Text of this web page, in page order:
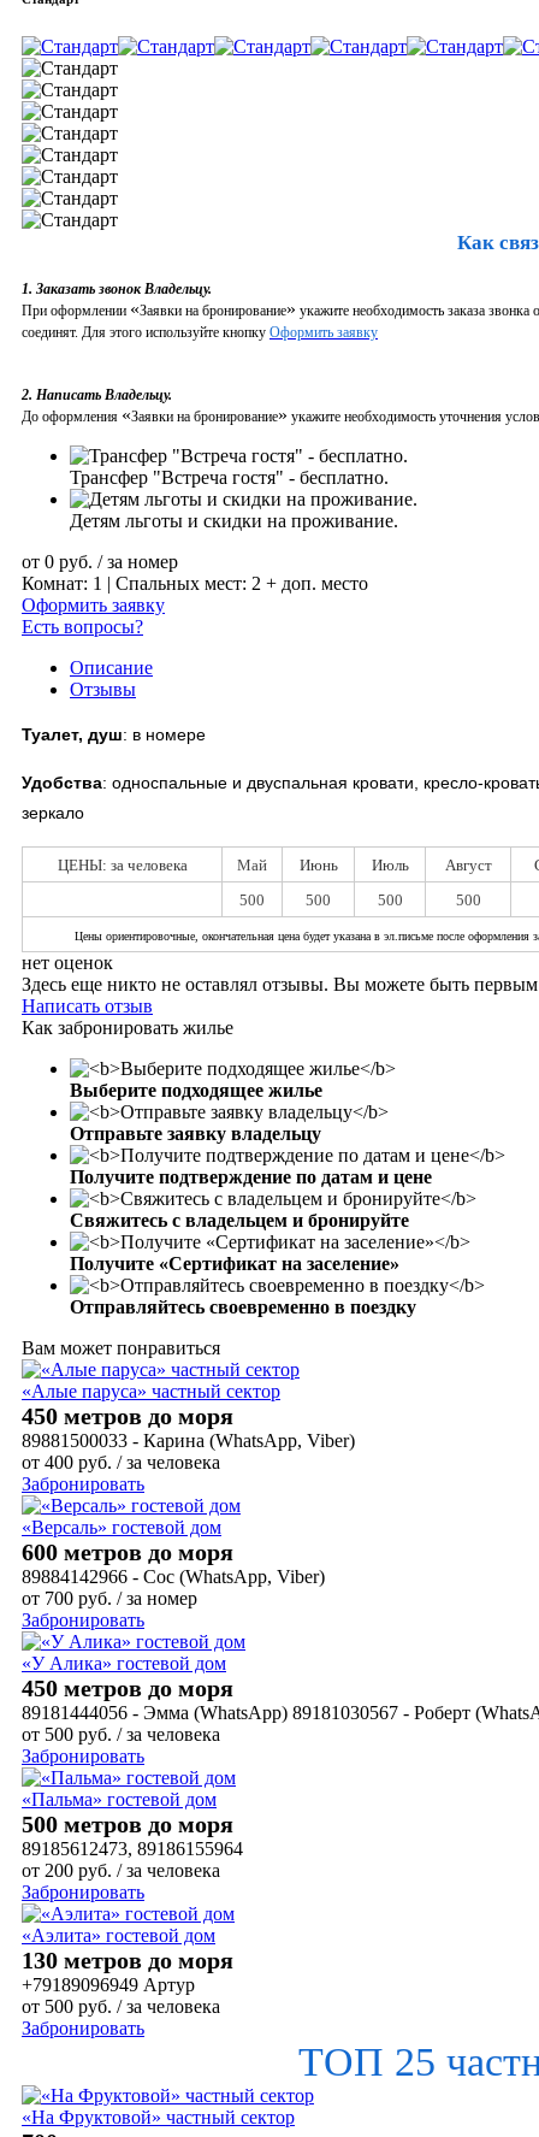
Как
1. Заказать звонок Владельцу.
При оформлении «Заявки на бронирование» укажите необходимость заказа звонка
соединят. Для этого используйте кнопку Оформить заявку
2. Написать Владельцу.
До оформления «Заявки на бронирование» укажите необходимость уточнения
Трансфер "Встреча гостя" - бесплатно.
Детям льготы и скидки на проживание.
от 0 руб. / за номер
Комнат: 1 | Спальных мест: 2 + доп. место
Оформить заявку
Есть вопросы?
Описание
Отзывы
Туалет, душ: в номере
Удобства: односпальные и двуспальная кровати, кресло-
зеркало
ЦЕНЫ: за человека Май Июнь Июль Август
500
500 500 500
Цены ориентировочные, окончательная цена будет указана в эл.письме после оформления
нет оценок
Здесь еще никто не оставлял отзывы. Вы можете быть первым
Написать отзыв
Как забронировать жилье
Выберите подходящее жилье
Отправьте заявку владельцу
Получите подтверждение по датам и цене
Свяжитесь с владельцем и бронируйте
Получите «Сертификат на заселение»
Отправляйтесь своевременно в поездку
Вам может понравиться
«Алые паруса» частный сектор
450 метров до моря
89881500033 - Карина (WhatsApp, Viber)
от 400 руб. / за человека
Забронировать
«Версаль» гостевой дом
600 метров до моря
89884142966 - Сос (WhatsApp, Viber)
от 700 руб. / за номер
Забронировать
«У Алика» гостевой дом
450 метров до моря
89181444056 - Эмма (WhatsApp) 89181030567 - Роберт
от 500 руб. / за человека
Забронировать
«Пальма» гостевой дом
500 метров до моря
89185612473, 89186155964
от 200 руб. / за человека
Забронировать
«Аэлита» гостевой дом
130 метров до моря
+79189096949 Артур
от 500 руб. / за человека
Забронировать
ТОП 25
«На Фруктовой» частный сектор